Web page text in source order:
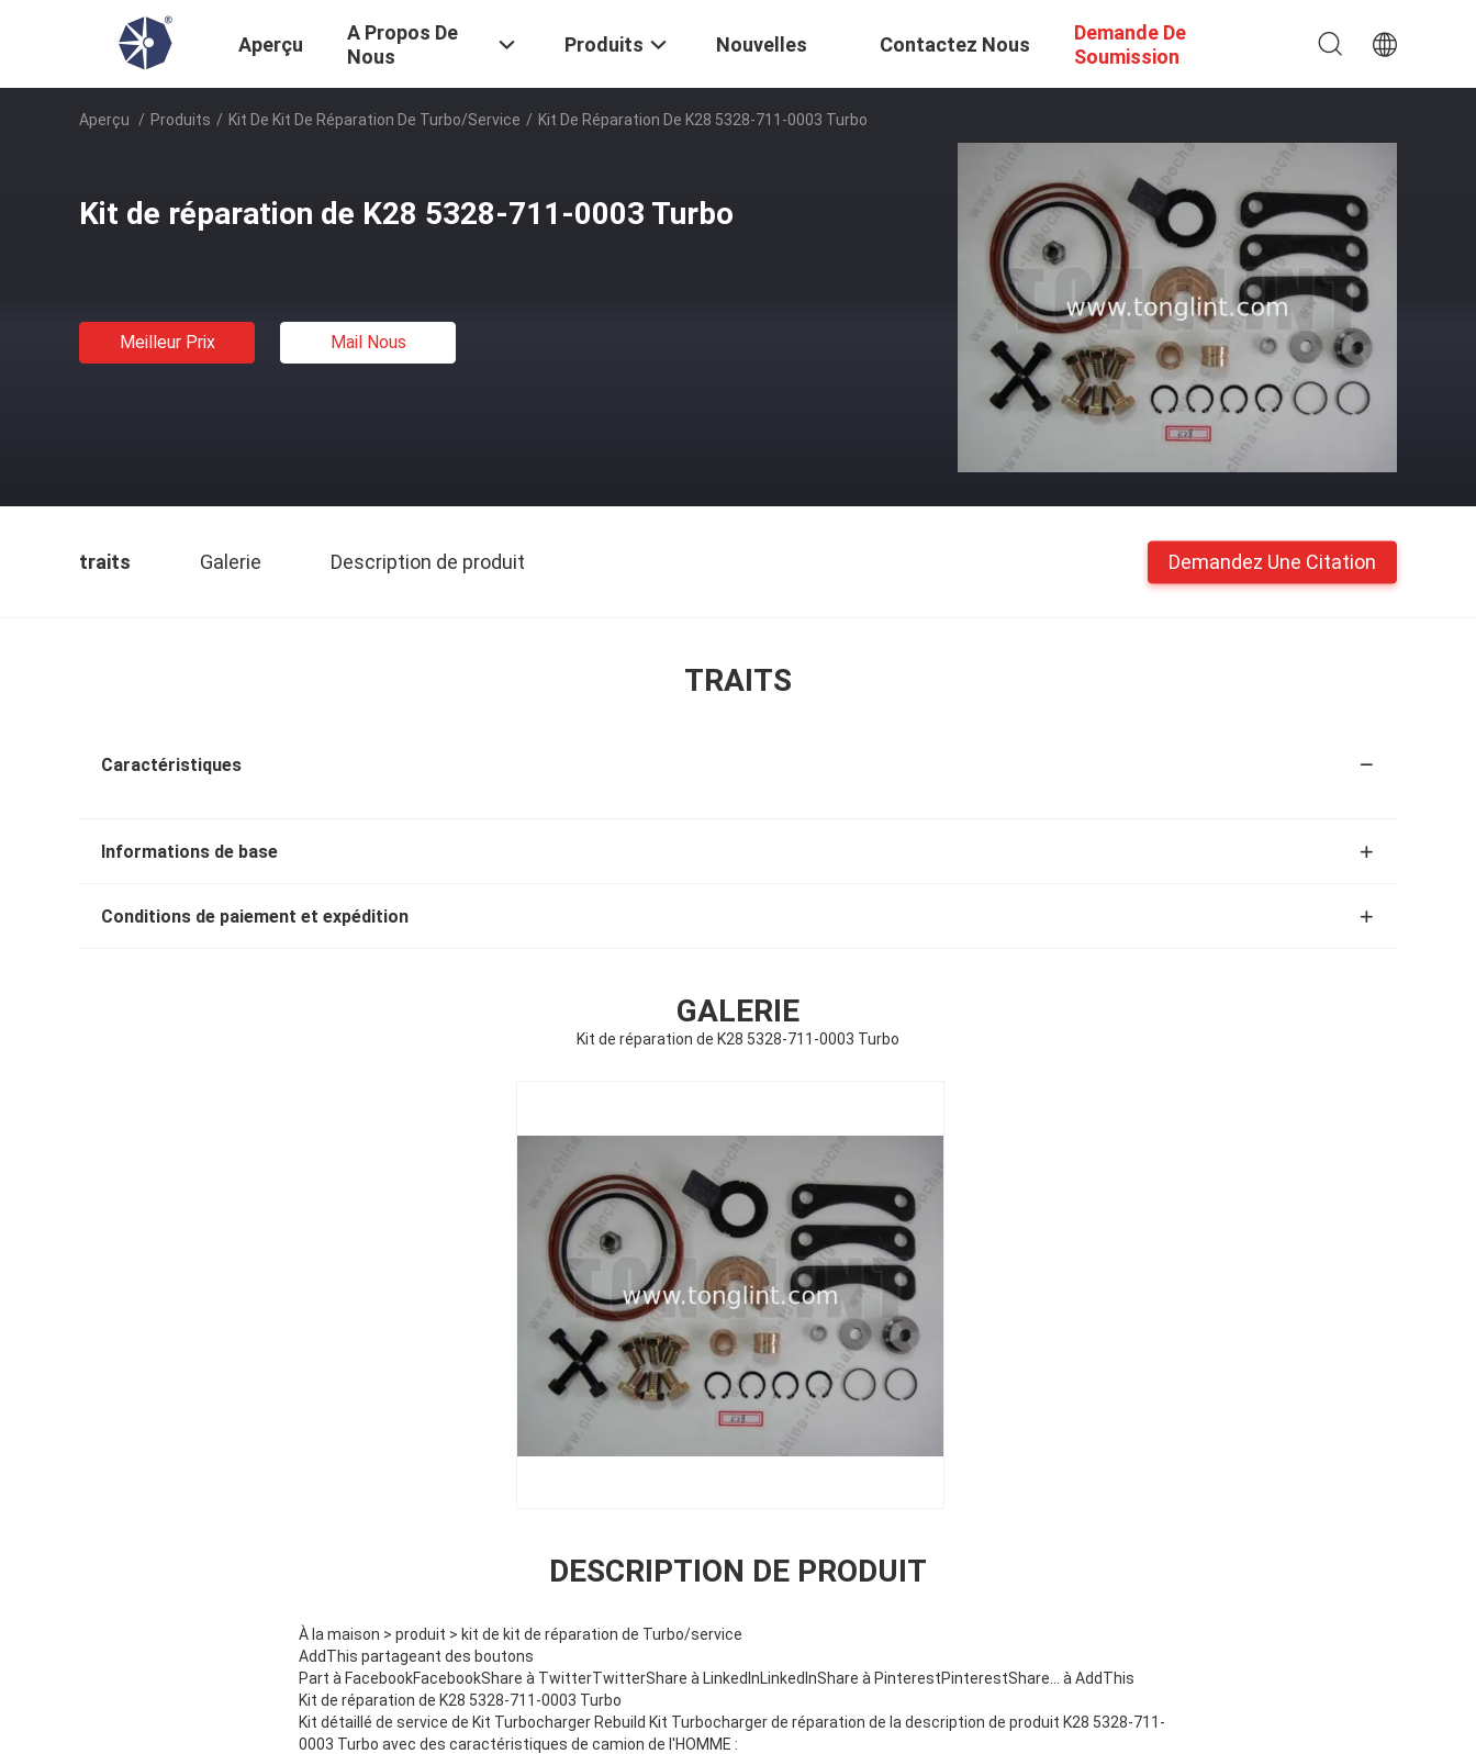
Aperçu
A Propos De
Nous
Produits Nouvelles Contactez Nous
Demande De
Soumission
Aperçu / Produits / Kit De Kit De Réparation De Turbo/service / Kit De Réparation De K28 5328-711-0003 Turbo
Kit de réparation de K28 5328-711-0003 Turbo
Meilleur Prix Mail Nous
traits Galerie Description de produit Demandez Une Citation
TRAITS
Caractéristiques
Informations de base
Conditions de paiement et expédition
GALERIE
Kit de réparation de K28 5328-711-0003 Turbo
DESCRIPTION DE PRODUIT
À la maison > produit > kit de kit de réparation de Turbo/service
AddThis partageant des boutons
Part à FacebookFacebookShare à TwitterTwitterShare à LinkedInLinkedInShare à PinterestPinterestShare…
à AddThis
Kit de réparation de K28 5328-711-0003 Turbo
Kit détaillé de service de Kit Turbocharger Rebuild Kit Turbocharger de réparation de la description de produit K28 5328-711-
0003 Turbo avec des caractéristiques de camion de l'HOMME :